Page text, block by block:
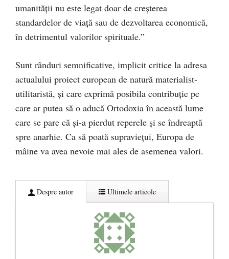
umanității nu este legat doar de creșterea
standardelor de viață sau de dezvoltarea economică,
în detrimentul valorilor spirituale.”
Sunt rânduri semnificative, implicit critice la adresa
actualului proiect european de natură materialist-
utilitaristă, şi care exprimă posibila contribuţie pe
care ar putea să o aducă Ortodoxia în această lume
care se pare că şi-a pierdut reperele şi se îndreaptă
spre anarhie. Ca să poată supravieţui, Europa de
mâine va avea nevoie mai ales de asemenea valori.
Despre autor Ultimele articole